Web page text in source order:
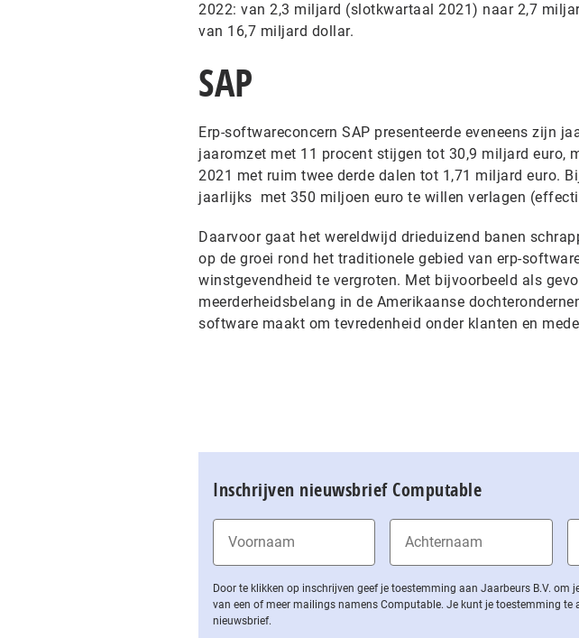
2022: van 2,3 miljard (slotkwartaal 2021) naar 2,7
van 16,7 miljard dollar.
SAP
Erp-softwareconcern SAP presenteerde eveneens zijn
jaaromzet met 11 procent stijgen tot 30,9 miljard euro,
2021 met ruim twee derde dalen tot 1,71 miljard euro.
jaarlijks met 350 miljoen euro te willen verlagen
Daarvoor gaat het wereldwijd drieduizend banen
op de groei rond het traditionele gebied van erp-
winstgevendheid te vergroten. Met bijvoorbeeld als
meerderheidsbelang in de Amerikaanse
software maakt om tevredenheid onder klanten en
Inschrijven nieuwsbrief Computable
Door te klikken op inschrijven geef je toestemming aan Jaarbeurs B.V. om
van een of meer mailings namens Computable. Je kunt je toestemming
nieuwsbrief.